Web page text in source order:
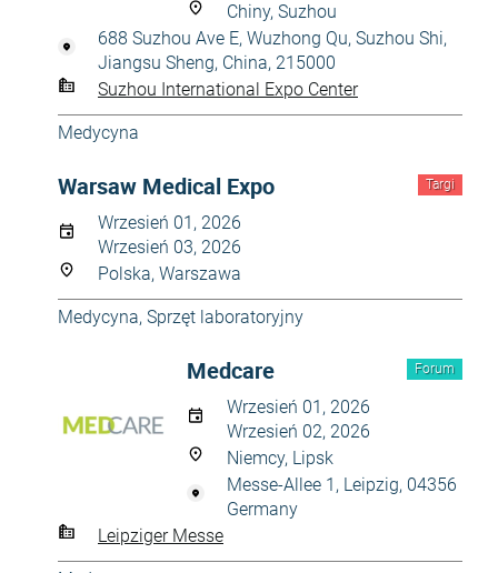
Chiny, Suzhou
688 Suzhou Ave E, Wuzhong Qu, Suzhou Shi,
Jiangsu Sheng, China, 215000
Suzhou International Expo Center
Medycyna
Targi
Warsaw Medical Expo
Wrzesień 01, 2026
Wrzesień 03, 2026
Polska, Warszawa
Medycyna, Sprzęt laboratoryjny
Forum
Medcare
Wrzesień 01, 2026
Wrzesień 02, 2026
Niemcy, Lipsk
Messe-Allee 1, Leipzig, 04356
Germany
Leipziger Messe